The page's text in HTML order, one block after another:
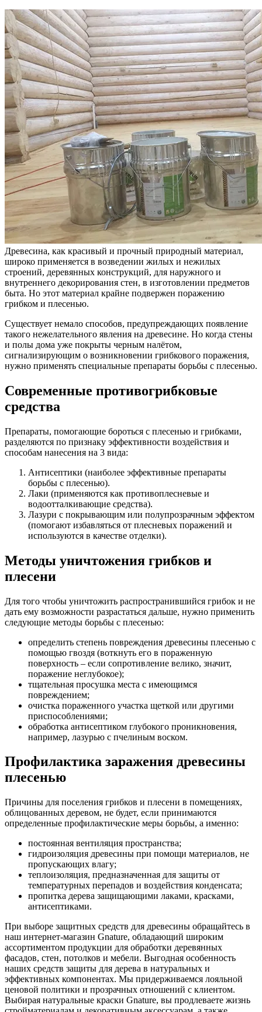
Древесина, как красивый и прочный природный материал,
широко применяется в возведении жилых и нежилых
строений, деревянных конструкций, для наружного и
внутреннего декорирования стен, в изготовлении предметов
быта. Но этот материал крайне подвержен поражению
грибком и плесенью.
Существует немало способов, предупреждающих появление
такого нежелательного явления на древесине. Но когда стены
и полы дома уже покрыты черным налётом,
сигнализирующим о возникновении грибкового поражения,
нужно применять специальные препараты борьбы с плесенью.
Современные противогрибковые
средства
Препараты, помогающие бороться с плесенью и грибками,
разделяются по признаку эффективности воздействия и
способам нанесения на 3 вида:
Антисептики (наиболее эффективные препараты
борьбы с плесенью).
Лаки (применяются как противоплесневые и
водоотталкивающие средства).
Лазури с покрывающим или полупрозрачным эффектом
(помогают избавляться от плесневых поражений и
используются в качестве отделки).
Методы уничтожения грибков и
плесени
Для того чтобы уничтожить распространившийся грибок и не
дать ему возможности разрастаться дальше, нужно применить
следующие методы борьбы с плесенью:
определить степень повреждения древесины плесенью с
помощью гвоздя (воткнуть его в пораженную
поверхность – если сопротивление велико, значит,
поражение неглубокое);
тщательная просушка места с имеющимся
повреждением;
очистка пораженного участка щеткой или другими
приспособлениями;
обработка антисептиком глубокого проникновения,
например, лазурью с пчелиным воском.
Профилактика заражения древесины
плесенью
Причины для поселения грибков и плесени в помещениях,
облицованных деревом, не будет, если принимаются
определенные профилактические меры борьбы, а именно:
постоянная вентиляция пространства;
гидроизоляция древесины при помощи материалов, не
пропускающих влагу;
теплоизоляция, предназначенная для защиты от
температурных перепадов и воздействия конденсата;
пропитка дерева защищающими лаками, красками,
антисептиками.
При выборе защитных средств для древесины обращайтесь в
наш интернет-магазин Gnature, обладающий широким
ассортиментом продукции для обработки деревянных
фасадов, стен, потолков и мебели. Выгодная особенность
наших средств защиты для дерева в натуральных и
эффективных компонентах. Мы придерживаемся лояльной
ценовой политики и прозрачных отношений с клиентом.
Выбирая натуральные краски Gnature, вы продлеваете жизнь